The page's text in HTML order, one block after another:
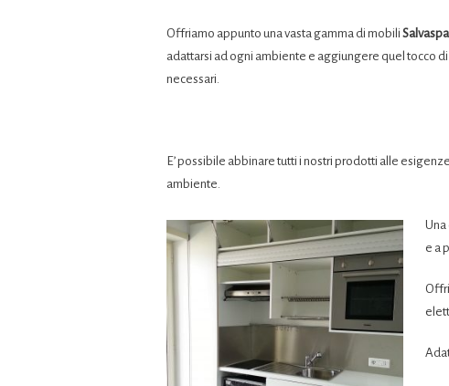
Offriamo appunto una vasta gamma di mobili
adattarsi ad ogni ambiente e aggiungere quel tocco
necessari.
E’ possibile abbinare tutti i nostri prodotti alle
ambiente.
e a